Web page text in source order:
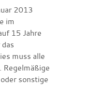
2013
im
15 Jahre
muss alle
Regelmäßige
sonstige